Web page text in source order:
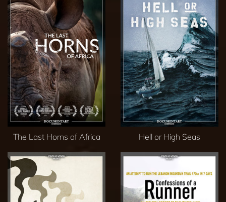
The Last Horns of Africa Hell or High Seas